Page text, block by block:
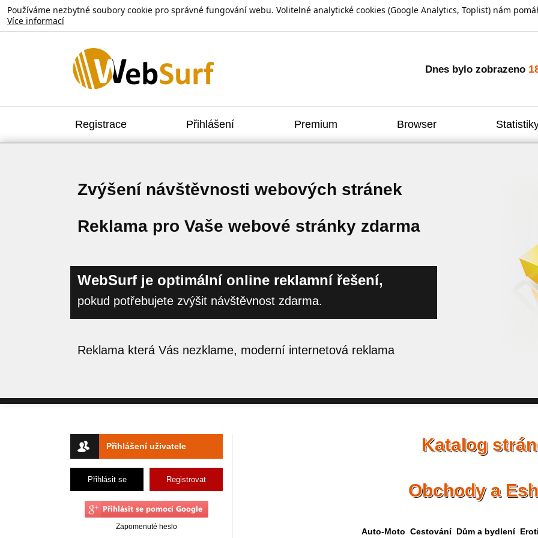
Používáme nezbytné soubory cookie pro správné fungování webu. Volitelné analytické cookies (Google Analytics, Toplist) nám
Více informací
Dnes bylo zobrazeno
Registrace Přihlášení Premium Browser
Zvýšení návštěvnosti webových stránek
Reklama pro Vaše webové stránky zdarma
WebSurf je optimální online reklamní řešení,
pokud potřebujete zvýšit návštěvnost zdarma.
Reklama která Vás nezklame, moderní internetová reklama
Přihlášení uživatele
Přihlásit se Registrovat
Zapomenuté heslo
Katalog
Obchody a
Auto-Moto Cestování Dům a bydlení